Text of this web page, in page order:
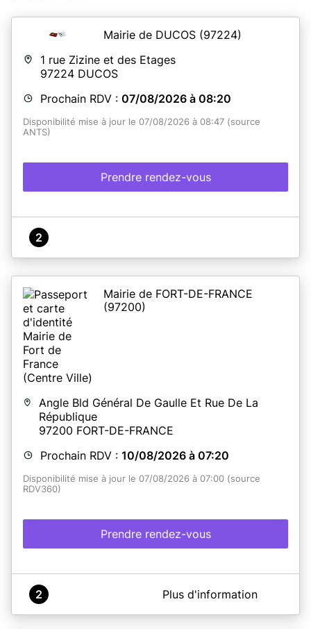
Mairie de DUCOS (97224)
1 rue Zizine et des Etages
97224 DUCOS
Prochain RDV : 07/08/2026 à 08:20
Disponibilité mise à jour le 07/08/2026 à 08:47 (source
ANTS)
Prendre rendez-vous
2
Mairie de FORT-DE-FRANCE
(97200)
Angle Bld Général De Gaulle Et Rue De La
République
97200 FORT-DE-FRANCE
Prochain RDV : 10/08/2026 à 07:20
Disponibilité mise à jour le 07/08/2026 à 07:00 (source
RDV360)
Prendre rendez-vous
A propos de Mairie de Fort de France (Centre Ville)
2 Plus d'information